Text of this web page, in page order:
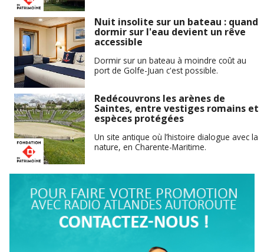
Nuit insolite sur un bateau : quand
dormir sur l'eau devient un rêve
accessible
Dormir sur un bateau à moindre coût au
port de Golfe-Juan c'est possible.
Redécouvrons les arènes de
Saintes, entre vestiges romains et
espèces protégées
Un site antique où l’histoire dialogue avec la
nature, en Charente-Maritime.